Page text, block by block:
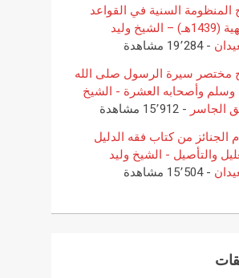
السنية في القواعد
الفقهية (1439هـ) – الشيخ وليد
- 19٬284 مشاهدة
مختصر سيرة الرسول صلى الله
وسلم وأصحابه العشرة - الشيخ
الجاسر - 15٬912 مشاهدة
الجنائز من كتاب فقه الدليل
والتأصيل - الشيخ وليد
- 15٬504 مشاهدة